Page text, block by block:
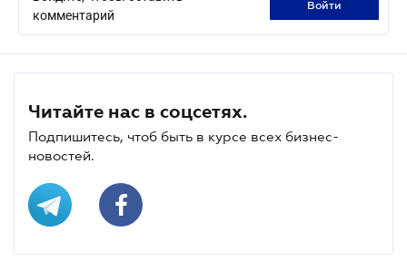
комментарий
войти
Читайте нас в соцсетях.
Подпишитесь, чтоб быть в курсе всех бизнес-
новостей.